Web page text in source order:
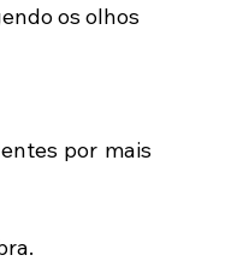
os olhos
por mais